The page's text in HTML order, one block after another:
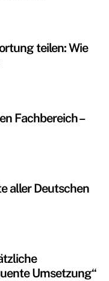
teilen: Wie
Fachbereich –
aller Deutschen
Umsetzung“